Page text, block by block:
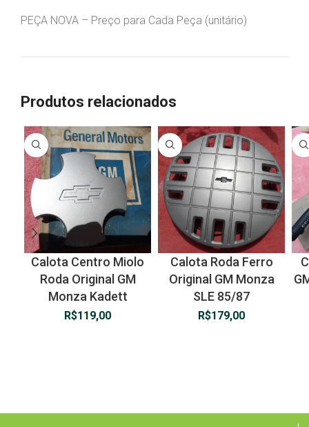
PEÇA NOVA – Preço para Cada Peça (unitário)
Produtos relacionados
Calota Centro Miolo
Roda Original GM
Monza Kadett
R$119,00
Calota Roda Ferro
Original GM Monza
SLE 85/87
R$179,00